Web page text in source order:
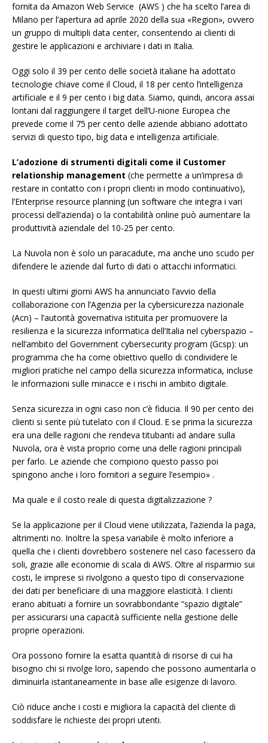
fornita da Amazon Web Service (AWS ) che ha scelto l’area di
Milano per l’apertura ad aprile 2020 della sua «Region», ovvero
un gruppo di multipli data center, consentendo ai clienti di
gestire le applicazioni e archiviare i dati in Italia.
Oggi solo il 39 per cento delle società italiane ha adottato
tecnologie chiave come il Cloud, il 18 per cento l’intelligenza
artificiale e il 9 per cento i big data. Siamo, quindi, ancora assai
lontani dal raggiungere il target dell’U-nione Europea che
prevede come il 75 per cento delle aziende abbiano adottato
servizi di questo tipo, big data e intelligenza artificiale.
L’adozione di strumenti digitali come il Customer
relationship management (che permette a un’impresa di
restare in contatto con i propri clienti in modo continuativo),
l’Enterprise resource planning (un software che integra i vari
processi dell’azienda) o la contabilità online può aumentare la
produttività aziendale del 10-25 per cento.
La Nuvola non è solo un paracadute, ma anche uno scudo per
difendere le aziende dal furto di dati o attacchi informatici.
In questi ultimi giorni AWS ha annunciato l’avvio della
collaborazione con l’Agenzia per la cybersicurezza nazionale
(Acn) – l’autorità governativa istituita per promuovere la
resilienza e la sicurezza informatica dell’Italia nel cyberspazio –
nell’ambito del Government cybersecurity program (Gcsp): un
programma che ha come obiettivo quello di condividere le
migliori pratiche nel campo della sicurezza informatica, incluse
le informazioni sulle minacce e i rischi in ambito digitale.
Senza sicurezza in ogni caso non c’è fiducia. Il 90 per cento dei
clienti si sente più tutelato con il Cloud. E se prima la sicurezza
era una delle ragioni che rendeva titubanti ad andare sulla
Nuvola, ora è vista proprio come una delle ragioni principali
per farlo. Le aziende che compiono questo passo poi
spingono anche i loro fornitori a seguire l’esempio» .
Ma quale e il costo reale di questa digitalizzazione ?
Se la applicazione per il Cloud viene utilizzata, l’azienda la paga,
altrimenti no. Inoltre la spesa variabile è molto inferiore a
quella che i clienti dovrebbero sostenere nel caso facessero da
soli, grazie alle economie di scala di AWS. Oltre al risparmio sui
costi, le imprese si rivolgono a questo tipo di conservazione
dei dati per beneficiare di una maggiore elasticità. I clienti
erano abituati a fornire un sovrabbondante “spazio digitale”
per assicurarsi una capacità sufficiente nella gestione delle
proprie operazioni.
Ora possono fornire la esatta quantità di risorse di cui ha
bisogno chi si rivolge loro, sapendo che possono aumentarla o
diminuirla istantaneamente in base alle esigenze di lavoro.
Ciò riduce anche i costi e migliora la capacità del cliente di
soddisfare le richieste dei propri utenti.